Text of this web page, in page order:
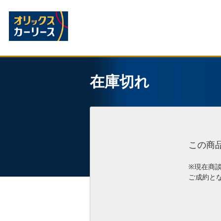
在庫切れ
この商
※現在商
ご成約と